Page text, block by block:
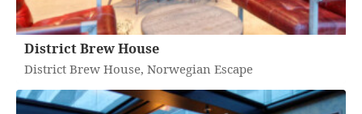
District Brew House
District Brew House, Norwegian Escape